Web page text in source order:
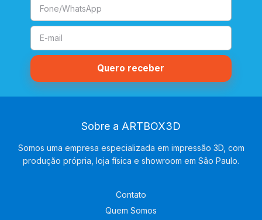
Sobre a ARTBOX3D
Somos uma empresa especializada em impressão 3D, com
produção própria, loja física e showroom em São Paulo.
Contato
Quem Somos